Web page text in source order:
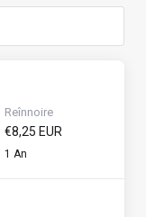
Reînnoire
€8,25 EUR
1 An